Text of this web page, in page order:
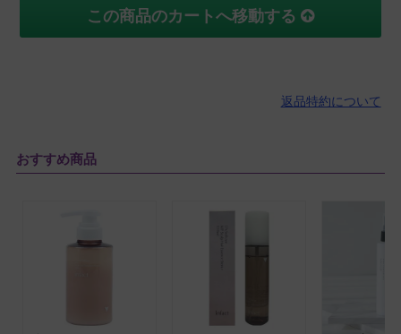
この商品のカートへ移動する
返品特約について
おすすめ商品